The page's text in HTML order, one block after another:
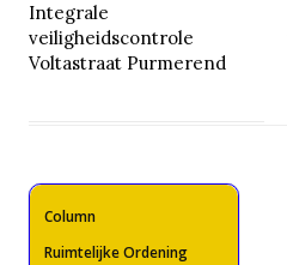
Integrale
veiligheidscontrole
Voltastraat Purmerend
Column
Ruimtelijke Ordening